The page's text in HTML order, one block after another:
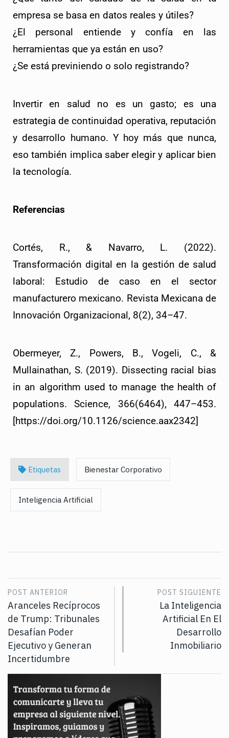
empresa se basa en datos reales y útiles?
¿El personal entiende y confía en las
herramientas que ya están en uso?
¿Se está previniendo o solo registrando?
Invertir en salud no es un gasto; es una
estrategia de continuidad operativa, reputación
y desarrollo humano. Y hoy más que nunca,
eso también implica saber elegir y aplicar bien
la tecnología.
Referencias
Cortés, R., & Navarro, L. (2022).
Transformación digital en la gestión de salud
laboral: Estudio de caso en el sector
manufacturero mexicano. Revista Mexicana de
Innovación Organizacional, 8(2), 34–47.
Obermeyer, Z., Powers, B., Vogeli, C., &
Mullainathan, S. (2019). Dissecting racial bias
in an algorithm used to manage the health of
populations. Science, 366(6464), 447–453.
[https://doi.org/10.1126/science.aax2342]
Etiquetas Bienestar Corporativo
Inteligencia Artificial
POST ANTERIOR
Aranceles Recíprocos
de Trump: Tribunales
Desafían Poder
Ejecutivo y Generan
Incertidumbre
POST SIGUIENTE
La Inteligencia
Artificial En El
Desarrollo
Inmobiliario